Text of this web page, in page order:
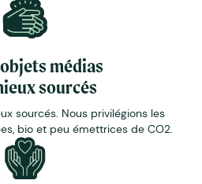
médias
sourcés
sourcés. Nous privilégions les
bio et peu émettrices de CO2.